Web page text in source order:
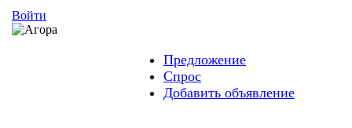
Войти
Предложение
Спрос
Добавить объявление